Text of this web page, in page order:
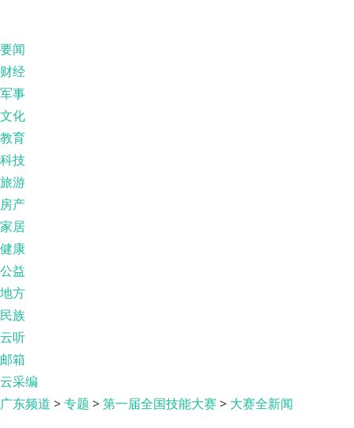
要闻
财经
军事
文化
教育
科技
旅游
房产
家居
健康
公益
地方
民族
云听
邮箱
云采编
广东频道 >专题 >第一届全国技能大赛 > 大赛全新闻